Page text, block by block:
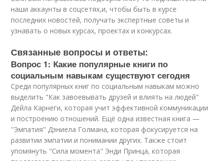
наши аккаунты в соцсетях,и, чтобы быть в курсе
последних новостей, получать экспертные советы и
узнавать о новых курсах, проектах и конкурсах.
Связанные вопросы и ответы:
Вопрос 1: Какие популярные книги по
социальным навыкам существуют сегодня
Среди популярных книг по социальным навыкам можно
выделить "Как завоевывать друзей и влиять на людей"
Дейла Карнеги, которая учит эффективной коммуникации
и построению отношений. Ещё одна известная книга —
"Эмпатия" Дэниела Голмана, которая фокусируется на
развитии эмпатии и понимании других. Также стоит
упомянуть "Сила момента" Энди Принца, которая